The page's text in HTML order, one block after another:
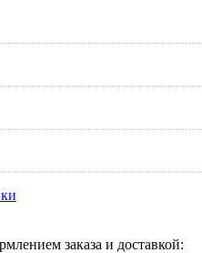
заказа и доставкой: